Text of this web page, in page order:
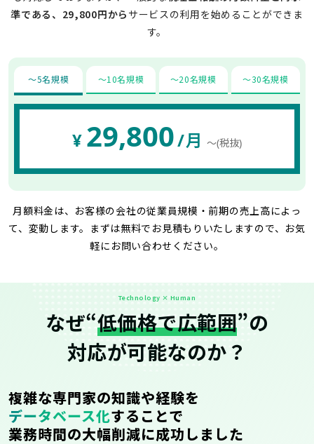
準である、29,800円から サービスの利用を始めることができま
す。
〜5名規模 〜10名規模 〜20名規模 〜30名規模
¥ 29,800/月 〜(税抜)
月額料金は、お客様の会社の従業員規模・前期の売上高によっ
て、変動します。 まずは無料でお見積もりいたしますので、お気
軽にお問い合わせください。
Technology × Human
なぜ“低価格で広範囲”の
対応が可能なのか？
複雑な専門家の知識や経験を
データベース化することで
業務時間の大幅削減に成功しました